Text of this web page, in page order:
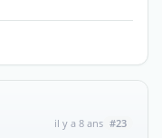
il y a 8 ans #23